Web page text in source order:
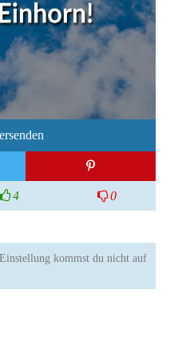
4 0
kommst du nicht auf